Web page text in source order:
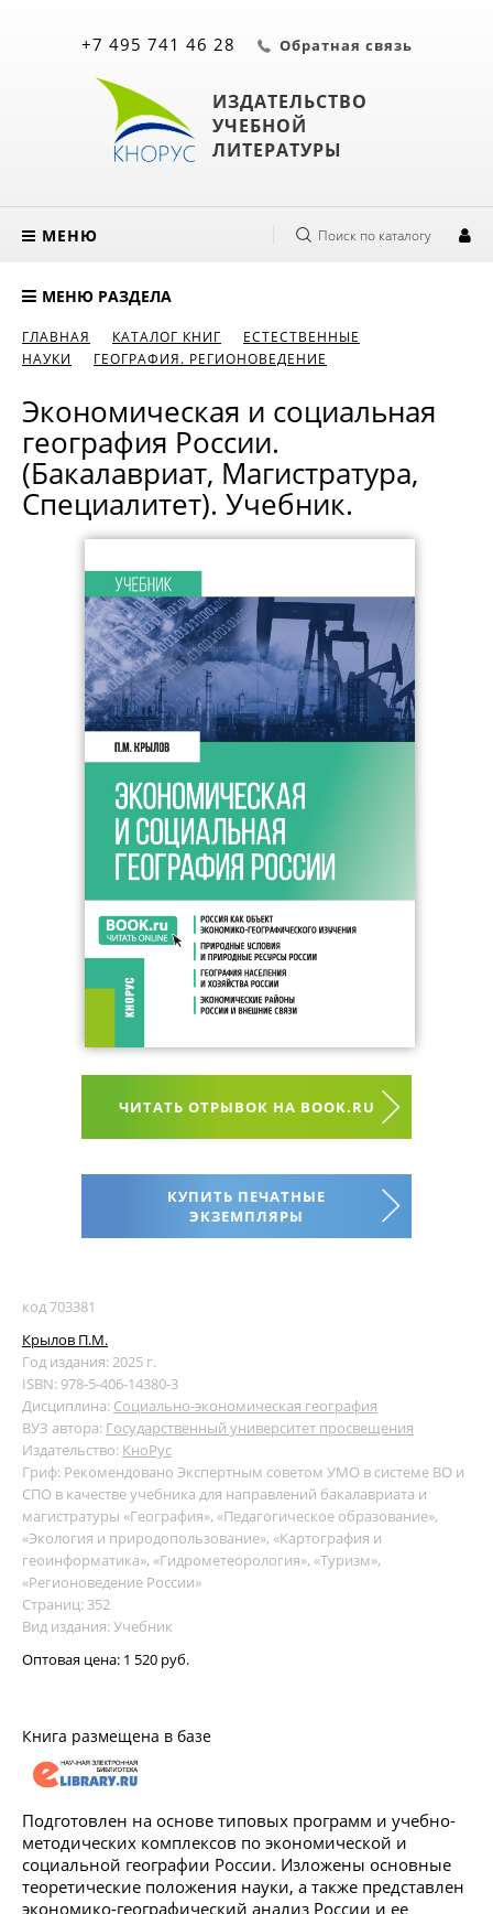
ИЗДАТЕЛЬСТВО
УЧЕБНОЙ
ЛИТЕРАТУРЫ
+7 495 741 46 28 Обратная связь
МЕНЮ Поиск по каталогу
МЕНЮ РАЗДЕЛА
ГЛАВНАЯ КАТАЛОГ КНИГ
ЕСТЕСТВЕННЫЕ
НАУКИ
ГЕОГРАФИЯ. РЕГИОНОВЕДЕНИЕ
Экономическая и социальная
география России.
(Бакалавриат, Магистратура,
Специалитет). Учебник.
ЧИТАТЬ ОТРЫВОК НА BOOK.RU
КУПИТЬ ПЕЧАТНЫЕ
ЭКЗЕМПЛЯРЫ
код 703381
Крылов П.М.
Год издания: 2025 г.
ISBN: 978-5-406-14380-3
Дисциплина: Социально-экономическая география
ВУЗ автора: Государственный университет просвещения
Издательство: КноРус
Гриф: Рекомендовано Экспертным советом УМО в системе ВО и
СПО в качестве учебника для направлений бакалавриата и
магистратуры «География», «Педагогическое образование»,
«Экология и природопользование», «Картография и
геоинформатика», «Гидрометеорология», «Туризм»,
«Регионоведение России»
Страниц: 352
Вид издания: Учебник
Оптовая цена: 1 520 руб.
Книга размещена в базе
Подготовлен на основе типовых программ и учебно-
методических комплексов по экономической и
социальной географии России. Изложены основные
теоретические положения науки, а также представлен
экономико-географический анализ России и ее